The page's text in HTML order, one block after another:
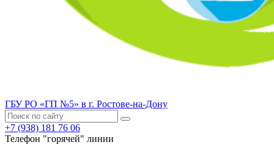
ГБУ РО «ГП №5» в г. Ростове-на-Дону
+7 (938) 181 76 06
Телефон "горячей" линии